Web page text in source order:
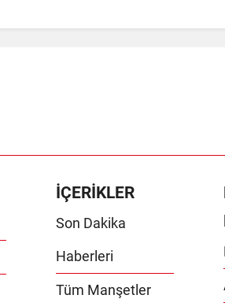
İÇERİKLER
Son Dakika
Haberleri
Tüm Manşetler